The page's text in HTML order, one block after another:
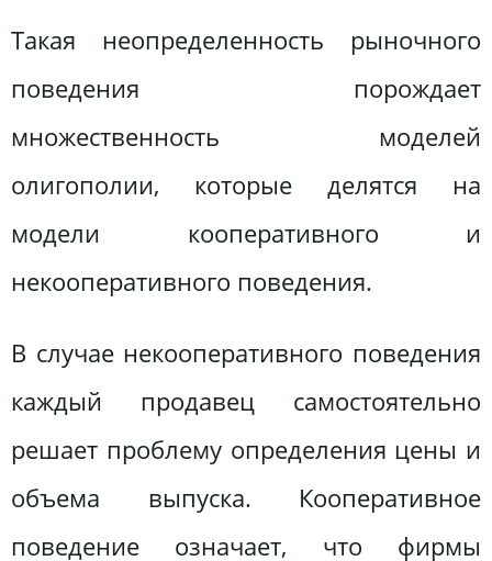
Такая неопределенность рыночного
поведения порождает
множественность моделей
олигополии, которые делятся на
модели кооперативного и
некооперативного поведения.
В случае некооперативного поведения
каждый продавец самостоятельно
решает проблему определения цены и
объема выпуска. Кооперативное
поведение означает, что фирмы